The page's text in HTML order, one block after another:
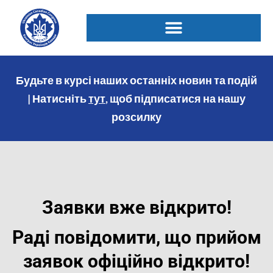
Будьте в курсі наших останніх новин та подій
| Натиснітьтут, щоб підписатися на нашу
розсилку
Заявки вже відкрито!
Раді повідомити, що прийом
заявок офіційно відкрито!